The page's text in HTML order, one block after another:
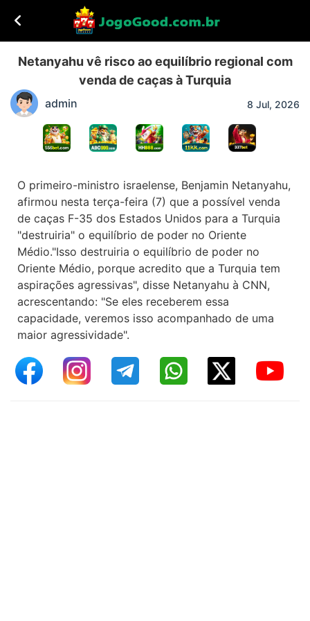
Netanyahu vê risco ao equilíbrio regional com
venda de caças à Turquia
admin 8 Jul, 2026
O primeiro-ministro israelense, Benjamin Netanyahu,
afirmou nesta terça-feira (7) que a possível venda
de caças F-35 dos Estados Unidos para a Turquia
"destruiria" o equilíbrio de poder no Oriente
Médio."Isso destruiria o equilíbrio de poder no
Oriente Médio, porque acredito que a Turquia tem
aspirações agressivas", disse Netanyahu à CNN,
acrescentando: "Se eles receberem essa
capacidade, veremos isso acompanhado de uma
maior agressividade".